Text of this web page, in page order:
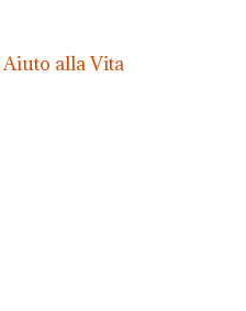
alla Vita